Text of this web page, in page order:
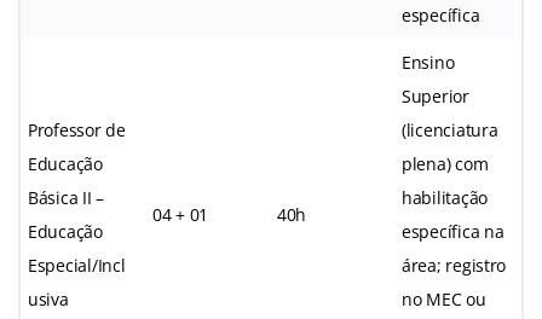
específica
Professor de
Educação
Básica II –
Educação
Especial/Incl
usiva
04 + 01 40h
Ensino
Superior
(licenciatura
plena) com
habilitação
específica na
área; registro
no MEC ou